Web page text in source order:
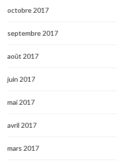
octobre 2017
septembre 2017
août 2017
juin 2017
mai 2017
avril 2017
mars 2017